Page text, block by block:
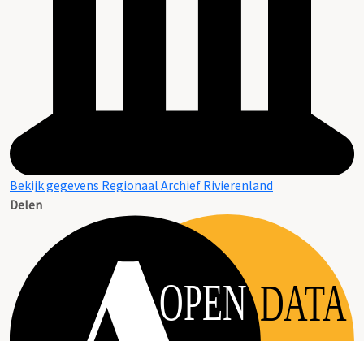
Bekijk gegevens Regionaal Archief Rivierenland
Delen
OPEN DATA